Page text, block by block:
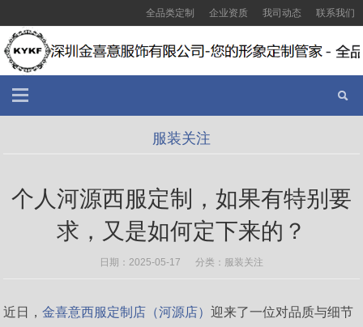
全品类定制 企业资质 我司动态 联系我们
服装关注
个人河源西服定制，如果有特别要
求，又是如何定下来的？
日期：2025-05-17 分类： 服装关注
近日，金喜意西服定制店（河源店）迎来了一位对品质与细节